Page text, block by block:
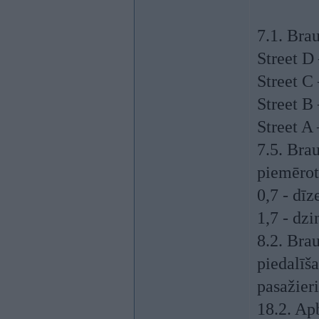
7.1.
Street
Street
Street
Street
7.5.
0,7 -
1,7 -
8.2.
18.2.